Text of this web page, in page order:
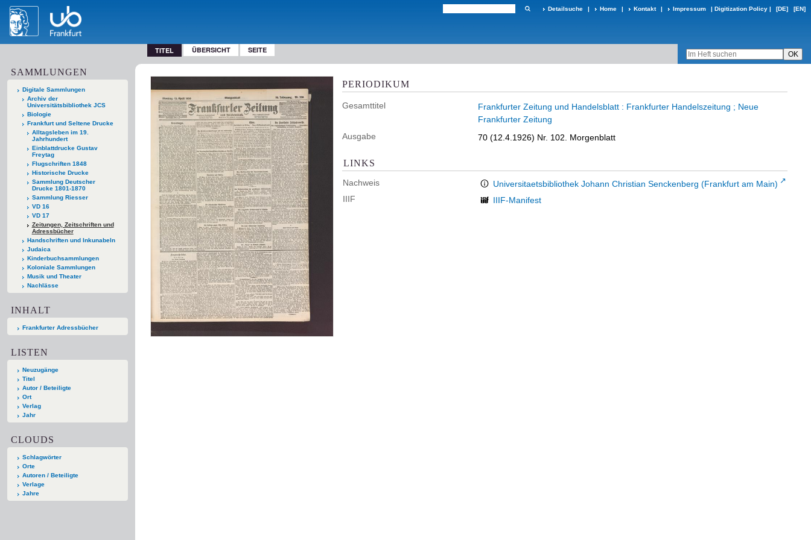
Detailsuche | Home | Kontakt | Impressum | Digitization Policy | [DE] [EN]
TITEL ÜBERSICHT SEITE
SAMMLUNGEN
Digitale Sammlungen
Archiv der
Universitätsbibliothek JCS
Biologie
Frankfurt und Seltene Drucke
Alltagsleben im 19.
Jahrhundert
Einblattdrucke Gustav
Freytag
Flugschriften 1848
Historische Drucke
Sammlung Deutscher
Drucke 1801-1870
Sammlung Riesser
VD 16
VD 17
Zeitungen, Zeitschriften und
Adressbücher
Handschriften und Inkunabeln
Judaica
Kinderbuchsammlungen
Koloniale Sammlungen
Musik und Theater
Nachlässe
INHALT
Frankfurter Adressbücher
LISTEN
Neuzugänge
Titel
Autor / Beteiligte
Ort
Verlag
Jahr
CLOUDS
Schlagwörter
Orte
Autoren / Beteiligte
Verlage
Jahre
PERIODIKUM
Gesamttitel
Frankfurter Zeitung und Handelsblatt : Frankfurter Handelszeitung ; Neue
Frankfurter Zeitung
Ausgabe
70 (12.4.1926) Nr. 102. Morgenblatt
LINKS
Nachweis
Universitaetsbibliothek Johann Christian Senckenberg (Frankfurt am Main)
IIIF
IIIF-Manifest